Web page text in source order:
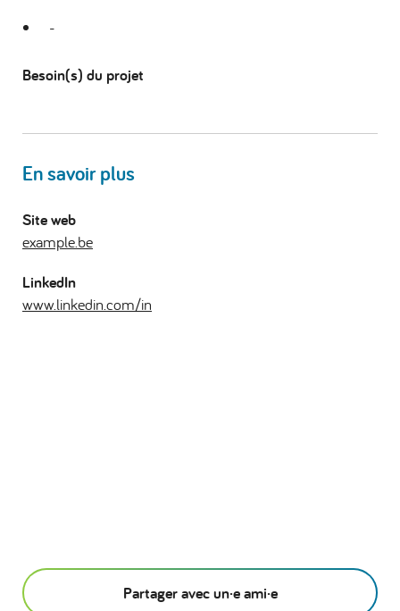
-
Besoin(s) du projet
En savoir plus
Site web
example.be
LinkedIn
www.linkedin.com/in
Partager avec un·e ami·e